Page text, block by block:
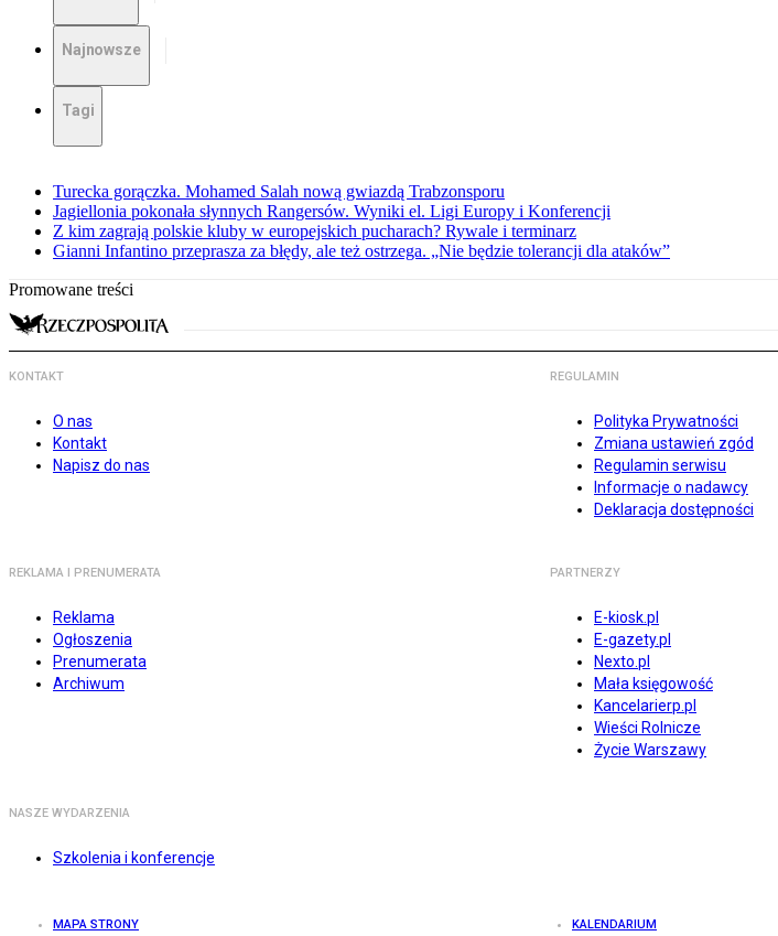
Najnowsze
Tagi
Turecka gorączka. Mohamed Salah nową gwiazdą Trabzonsporu
Jagiellonia pokonała słynnych Rangersów. Wyniki el. Ligi Europy i Konferencji
Z kim zagrają polskie kluby w europejskich pucharach? Rywale i terminarz
Gianni Infantino przeprasza za błędy, ale też ostrzega. „Nie będzie tolerancji dla ataków”
Promowane treści
KONTAKT
O nas
Kontakt
Napisz do nas
REGULAMIN
Polityka Prywatności
Zmiana ustawień zgód
Regulamin serwisu
Informacje o nadawcy
Deklaracja dostępności
REKLAMA I PRENUMERATA
Reklama
Ogłoszenia
Prenumerata
Archiwum
PARTNERZY
E-kiosk.pl
E-gazety.pl
Nexto.pl
Mała księgowość
Kancelarierp.pl
Wieści Rolnicze
Życie Warszawy
NASZE WYDARZENIA
Szkolenia i konferencje
MAPA STRONY KALENDARIUM